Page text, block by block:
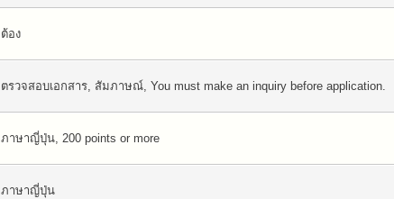
ต้อง
ตรวจสอบเอกสาร, สัมภาษณ์, You must make an inquiry before application.
ภาษาญี่ปุ่น, 200 points or more
ภาษาญี่ปุ่น